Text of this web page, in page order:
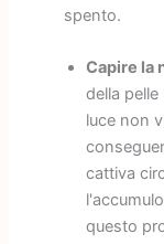
spento.
Capire la
della
luce non
cattiva
questo